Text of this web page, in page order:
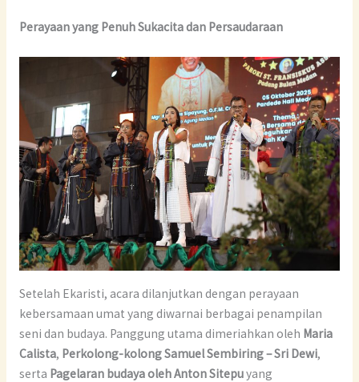
Perayaan yang Penuh Sukacita dan Persaudaraan
Setelah Ekaristi, acara dilanjutkan dengan perayaan
kebersamaan umat yang diwarnai berbagai penampilan
seni dan budaya. Panggung utama dimeriahkan oleh Maria
Calista, Perkolong-kolong Samuel Sembiring – Sri Dewi,
serta Pagelaran budaya oleh Anton Sitepuyang